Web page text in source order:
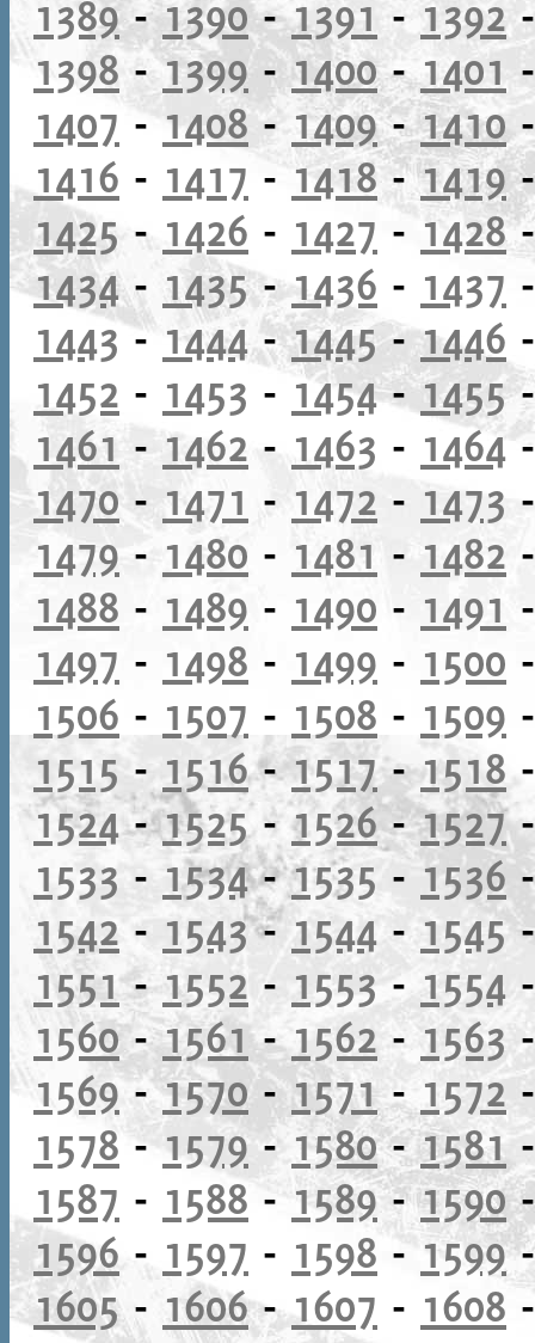
1389-1390-1391 -1392
1398 -1399-1400-1401
1407 -1408-1409-1410
1416 - 1417 -1418-1419
1425- 1426 - 1427 - 1428
1434- 1435-1436 - 1437
1443- 1444-1445-1446
1452 - 1453 - 1454-1455
1461 -1462 - 1463 - 1464
1470- 1471 - 1472 - 1473
1479 - 1480 - 1481 - 1482
1488 - 1489 - 1490 - 1491
1497 - 1498 - 1499 - 1500
1506 - 1507 - 1508 - 1509
1515- 1516-1517-1518
1524-1525-1526-1527
1533 - 1534-1535 - 1536
1542 - 1543-1544- 1545
1551-1552 - 1553- 1554
1560-1561-1562-1563
1569-1570-1571- 1572
1578-1579- 1580-1581
1587 - 1588 -1589-1590
1596- 1597 - 1598 - 1599
1605- 1606-1607 - 1608